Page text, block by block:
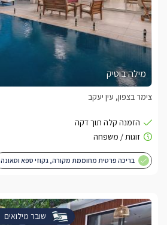
מילה בוטיק
צימר בצפון, עין יעקב
בריכה פרטית מחוממת מקורה, גקוזי ספא וסאונה
שובר מילואים